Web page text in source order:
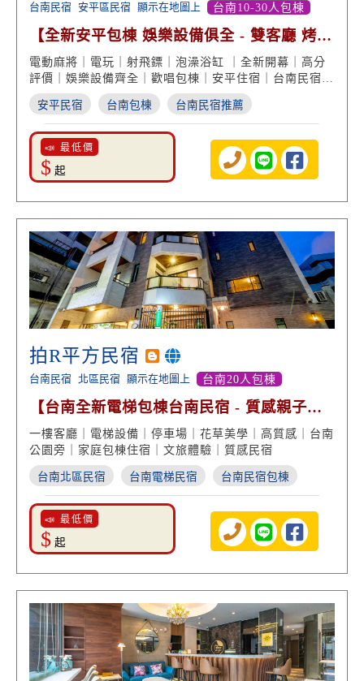
台南民宿 安平區民宿 顯示在地圖上 台南10-30人包棟
【全新安平包棟 娛樂設備俱全 - 雙客廳 烤肉
歡唱 親子遊戲】
電動麻將｜電玩｜射飛鏢｜泡澡浴缸 ｜全新開幕｜高分
評價｜娛樂設備齊全｜歡唱包棟｜安平住宿｜台南民宿推
薦
安平民宿 台南包棟 台南民宿推薦
📣 最低價
$ 起
拍R平方民宿
台南民宿 北區民宿 顯示在地圖上 台南20人包棟
【台南全新電梯包棟台南民宿 - 質感親子文
旅】
一樓客廳｜電梯設備｜停車場｜花草美學｜高質感｜台南
公園旁｜家庭包棟住宿｜文旅體驗｜質感民宿
台南北區民宿 台南電梯民宿 台南民宿包棟
📣 最低價
$ 起